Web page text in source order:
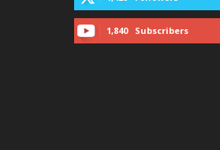
1,840 Subscribers